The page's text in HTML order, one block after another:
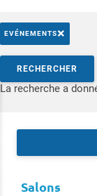
EVÉNEMENTS×
Rechercher par mots-
RECHERCHER
La recherche a
Salons